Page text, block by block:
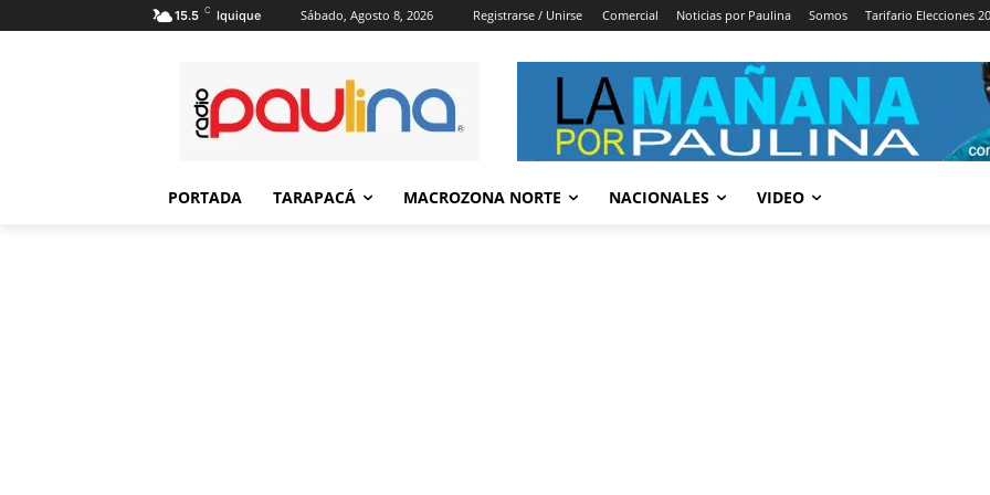
15.5 C Iquique Sábado, Agosto 8, 2026 Registrarse / Unirse Comercial Noticias por Paulina Somos Tarifario Elecciones
PORTADA TARAPACÁ MACROZONA NORTE NACIONALES VIDEO